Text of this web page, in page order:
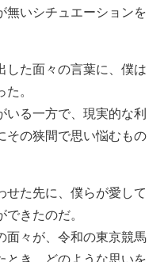
無いシチュエーションを
した面々の言葉に、僕は
。
いる一方で、現実的な利
その狭間で思い悩むもの
せた先に、僕らが愛して
きたのだ。
面々が、令和の東京競馬
き、どのような思いを